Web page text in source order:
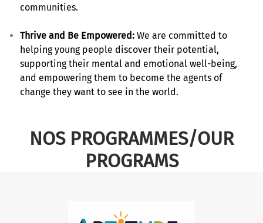
communities.
Thrive and Be Empowered: We are committed to
helping young people discover their potential,
supporting their mental and emotional well-being,
and empowering them to become the agents of
change they want to see in the world.
NOS PROGRAMMES/OUR
PROGRAMS